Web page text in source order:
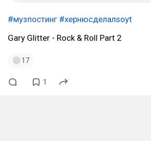
#музпостинг #хернюсделалsoyt
Gary Glitter - Rock & Roll Part 2
17
1